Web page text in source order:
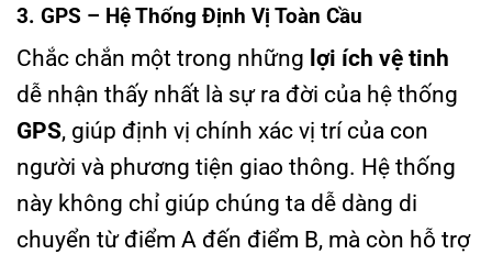
3. GPS – Hệ Thống Định Vị Toàn Cầu
Chắc chắn một trong những lợi ích vệ tinh
dễ nhận thấy nhất là sự ra đời của hệ thống
GPS, giúp định vị chính xác vị trí của con
người và phương tiện giao thông. Hệ thống
này không chỉ giúp chúng ta dễ dàng di
chuyển từ điểm A đến điểm B, mà còn hỗ trợ